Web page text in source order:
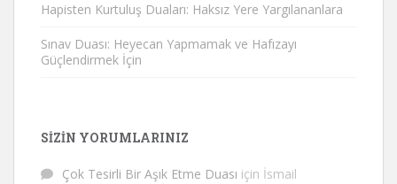
Hapisten Kurtuluş Duaları: Haksız Yere Yargılananlara
Sınav Duası: Heyecan Yapmamak ve Hafızayı
Güçlendirmek İçin
SIZIN YORUMLARINIZ
Çok Tesirli Bir Aşık Etme Duası için İsmail